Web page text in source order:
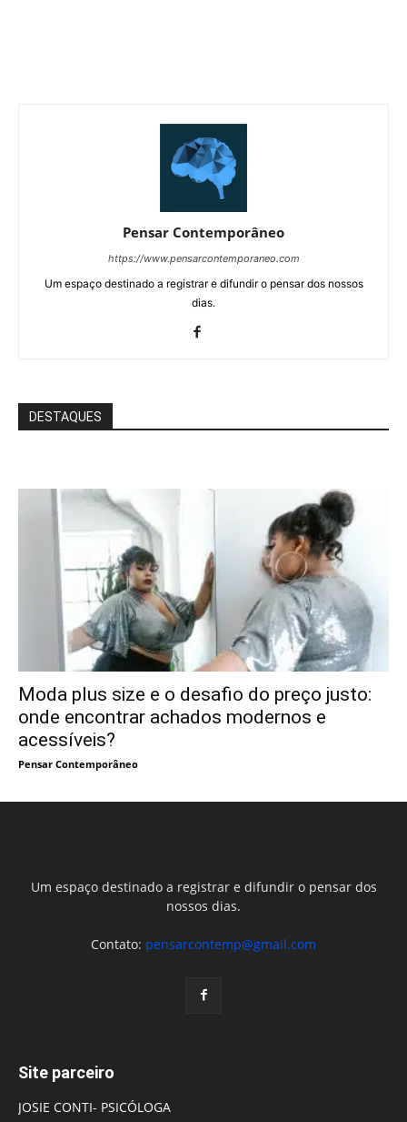
Pensar Contemporâneo
https://www.pensarcontemporaneo.com
Um espaço destinado a registrar e difundir o pensar dos nossos
dias.
DESTAQUES
Moda plus size e o desafio do preço justo:
onde encontrar achados modernos e
acessíveis?
Pensar Contemporâneo
Um espaço destinado a registrar e difundir o pensar dos
nossos dias.
Contato: pensarcontemp@gmail.com
Site parceiro
JOSIE CONTI- PSICÓLOGA